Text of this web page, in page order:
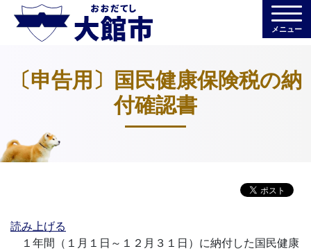
メニュー
〔申告用〕国民健康保険税の納
付確認書
読み上げる
１年間（１月１日～１２月３１日）に納付した国民健康